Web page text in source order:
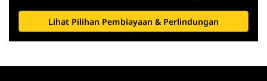
Lihat Pilihan Pembiayaan & Perlindungan